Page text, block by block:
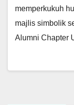
memperkukuh
majlis simbolik
Alumni Chapter